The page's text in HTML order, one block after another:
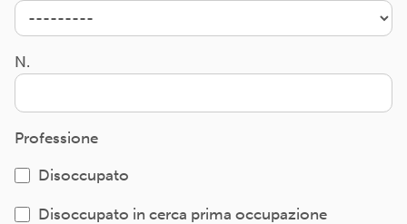
N.
Professione
Disoccupato
Disoccupato in cerca prima occupazione